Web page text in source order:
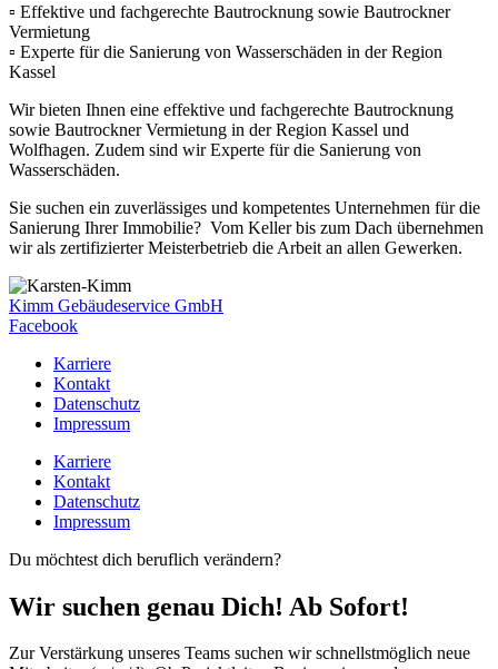
▫ Effektive und fachgerechte Bautrocknung sowie Bautrockner
Vermietung
▫ Experte für die Sanierung von Wasserschäden in der Region
Kassel
Wir bieten Ihnen eine effektive und fachgerechte Bautrocknung
sowie Bautrockner Vermietung in der Region Kassel und
Wolfhagen. Zudem sind wir Experte für die Sanierung von
Wasserschäden.
Sie suchen ein zuverlässiges und kompetentes Unternehmen für die
Sanierung Ihrer Immobilie? Vom Keller bis zum Dach übernehmen
wir als zertifizierter Meisterbetrieb die Arbeit an allen Gewerken.
Kimm Gebäudeservice GmbH
Facebook
Karriere
Kontakt
Datenschutz
Impressum
Karriere
Kontakt
Datenschutz
Impressum
Du möchtest dich beruflich verändern?
Wir suchen genau Dich! Ab Sofort!
Zur Verstärkung unseres Teams suchen wir schnellstmöglich neue